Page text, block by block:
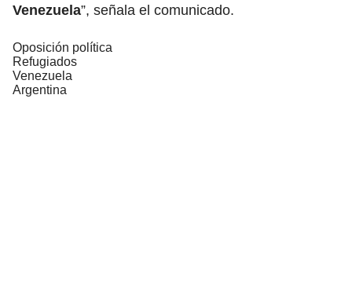
Venezuela”, señala el comunicado.
Oposición política
Refugiados
Venezuela
Argentina